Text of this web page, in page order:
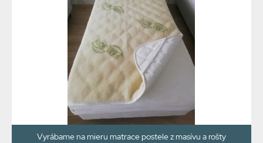
Vyrábame na mieru matrace postele z masívu a rošty